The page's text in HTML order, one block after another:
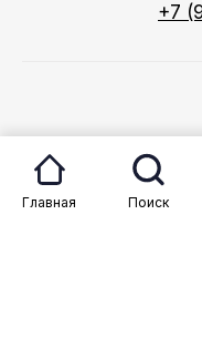
+7
©
Главная Поиск